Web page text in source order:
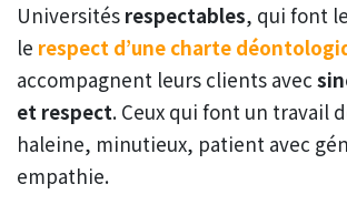
Universités respectables, qui font
le respect d’une charte
accompagnent leurs clients avec
et respect. Ceux qui font un travail
haleine, minutieux, patient avec
empathie.